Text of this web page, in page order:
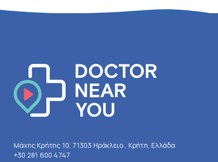
Μάχης Κρήτης 10, 71303 Ηράκλειο , Κρήτη, Ελλάδα
+30 281 600 4747